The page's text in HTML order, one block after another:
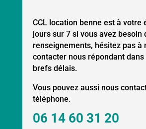
CCL location benne est à votre
jours sur 7 si vous avez besoin
renseignements, hésitez pas à
contacter nous répondant dans
brefs délais.
Vous pouvez aussi nous
téléphone.
06 14 60 31 20